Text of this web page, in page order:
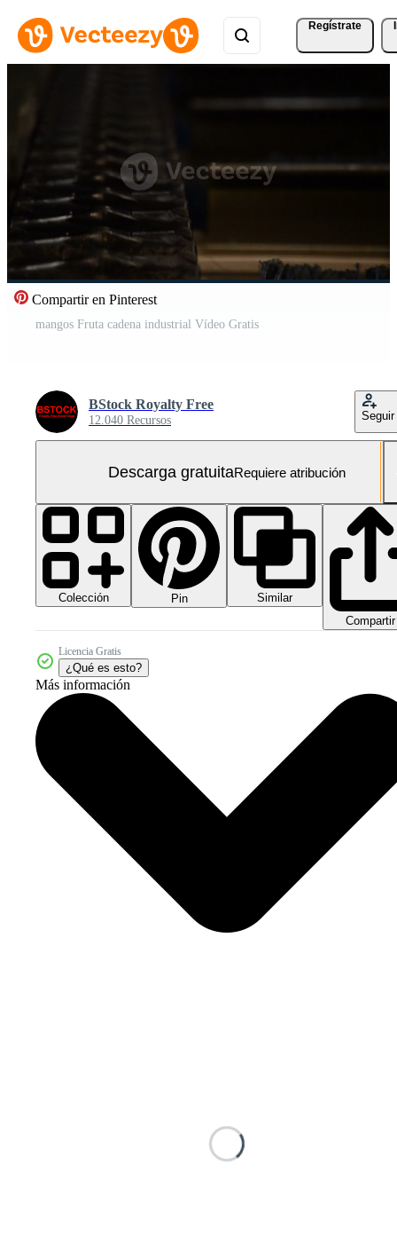
Regístrate
Compartir en Pinterest
mangos Fruta cadena industrial Vídeo Gratis
BStock Royalty Free
12.040 Recursos Seguir
Descarga gratuitaRequiere atribución
Colección Pin
Similar
Compartir
Licencia Gratis
¿Qué es esto?
Más información